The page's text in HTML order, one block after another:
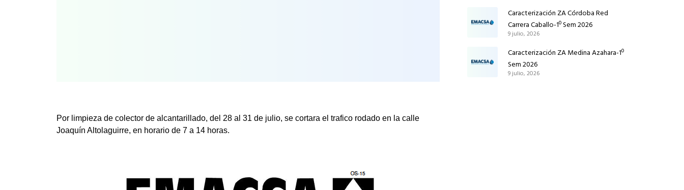
Por limpieza de colector de alcantarillado, del 28 al 31 de julio, se cortara el trafico rodado en la calle
Joaquín Altolaguirre, en horario de 7 a 14 horas.
Caracterización ZA Córdoba Red
Carrera Caballo-1º Sem 2026
9 julio, 2026
Caracterización ZA Medina Azahara-1º
Sem 2026
9 julio, 2026